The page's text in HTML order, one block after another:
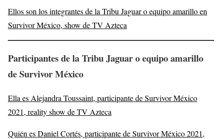
Ellos son los integrantes de la Tribu Jaguar o equipo amarillo en
Survivor México, show de TV Azteca
Participantes de la Tribu Jaguar o equipo amarillo
de Survivor México
Ella es Alejandra Toussaint, participante de Survivor México
2021, reality show de TV Azteca
Quién es Daniel Cortés, participante de Survivor México 2021,